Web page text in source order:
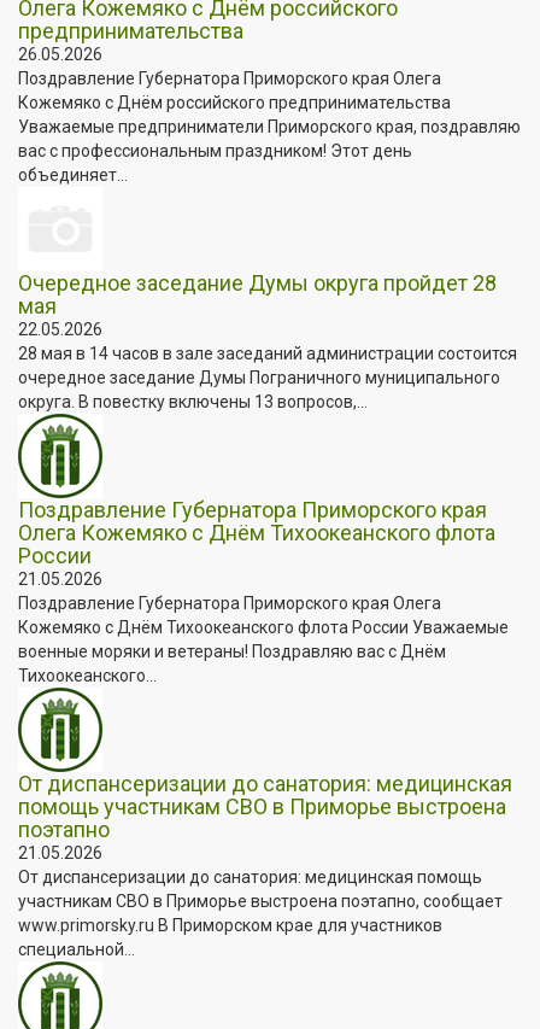
Олега Кожемяко с Днём российского
предпринимательства
26.05.2026
Поздравление Губернатора Приморского края Олега
Кожемяко с Днём российского предпринимательства
Уважаемые предприниматели Приморского края, поздравляю
вас с профессиональным праздником! Этот день
объединяет...
Очередное заседание Думы округа пройдет 28
мая
22.05.2026
28 мая в 14 часов в зале заседаний администрации состоится
очередное заседание Думы Пограничного муниципального
округа. В повестку включены 13 вопросов,...
Поздравление Губернатора Приморского края
Олега Кожемяко с Днём Тихоокеанского флота
России
21.05.2026
Поздравление Губернатора Приморского края Олега
Кожемяко с Днём Тихоокеанского флота России Уважаемые
военные моряки и ветераны! Поздравляю вас с Днём
Тихоокеанского...
От диспансеризации до санатория: медицинская
помощь участникам СВО в Приморье выстроена
поэтапно
21.05.2026
От диспансеризации до санатория: медицинская помощь
участникам СВО в Приморье выстроена поэтапно, сообщает
www.primorsky.ru В Приморском крае для участников
специальной...